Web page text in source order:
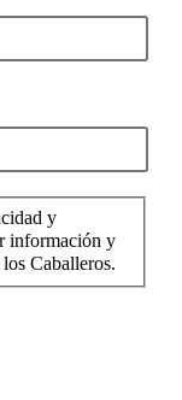
y
información y
Caballeros.